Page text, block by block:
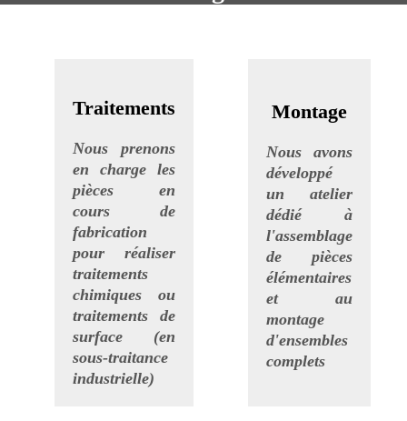
Traitements
Nous prenons
en charge les
pièces en
cours de
fabrication
pour réaliser
traitements
chimiques ou
traitements de
surface (en
sous-traitance
industrielle)
Montage
Nous avons
développé
un atelier
dédié à
l'assemblage
de pièces
élémentaires
et au
montage
d'ensembles
complets